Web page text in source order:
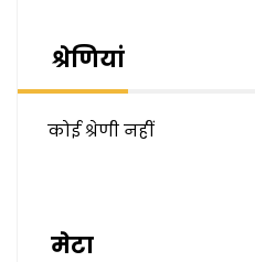
श्रेणियां
कोई श्रेणी नहीं
मेटा